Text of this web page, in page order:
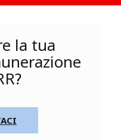
la tua